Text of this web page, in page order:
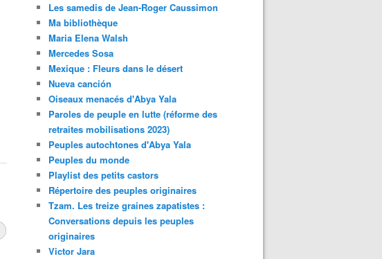
Les samedis de Jean-Roger Caussimon
Ma bibliothèque
Maria Elena Walsh
Mercedes Sosa
Mexique : Fleurs dans le désert
Nueva canción
Oiseaux menacés d'Abya Yala
Paroles de peuple en lutte (réforme des
retraites mobilisations 2023)
Peuples autochtones d'Abya Yala
Peuples du monde
Playlist des petits castors
Répertoire des peuples originaires
Tzam. Les treize graines zapatistes :
Conversations depuis les peuples
originaires
Victor Jara